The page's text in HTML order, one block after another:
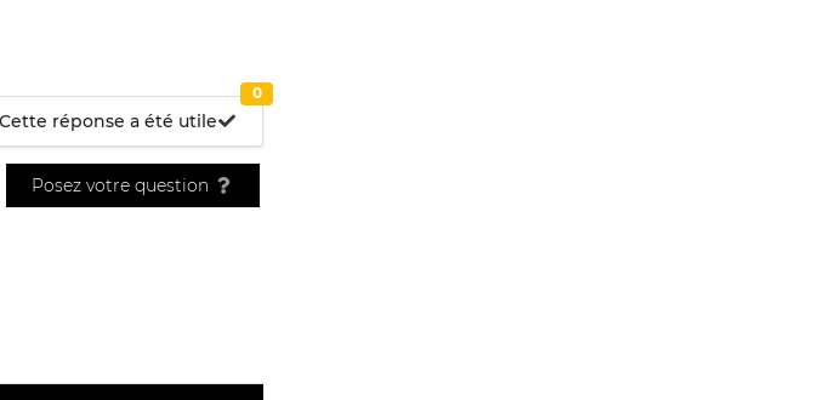
Cette réponse a été utile
0
Posez votre question